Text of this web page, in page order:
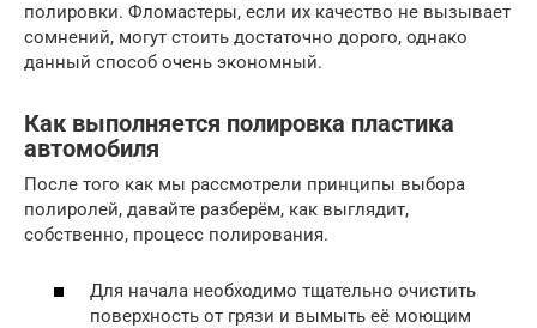
полировки. Фломастеры, если их качество не вызывает
сомнений, могут стоить достаточно дорого, однако
данный способ очень экономный.
Как выполняется полировка пластика
автомобиля
После того как мы рассмотрели принципы выбора
полиролей, давайте разберём, как выглядит,
собственно, процесс полирования.
Для начала необходимо тщательно очистить
поверхность от грязи и вымыть её моющим